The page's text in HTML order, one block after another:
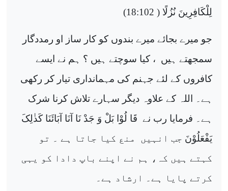
لِلْكَافِرِينَ نُزُلًا ( 18:102)
جو میرے بجائے میرے بندوں کو کار ساز او رمددگار
سمجھتے ہیں ، کیا سوچتے ہیں ؟ ہم نے ایسے
کافروں کے لئے جہنم کی مہمانداری تیار کر رکھی
ہے۔ اللہ کے علاوہ دیگر سہارے تلاش کرنا شرک
ہے۔ فرمایا رب نے قَا لُوْا بَلْ وَ جَدْ نَا آنَا آبَائَنَا کَذٰلِکَ
یَفْعَلُوْنَ جب انہیں
منع کیا جاتا ہے ۔ تو
کہتے ہیں کہ، ہم نے اپنے باپ دادا کو یہی
کرتے پایا ہے۔ ارشاد ہے۔